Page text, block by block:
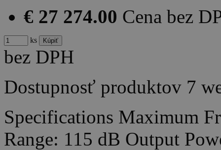
€ 27 274.00 Cena bez
ks
bez DPH
Dostupnosť produktov 7
Specifications Maximum
Range: 115 dB Output